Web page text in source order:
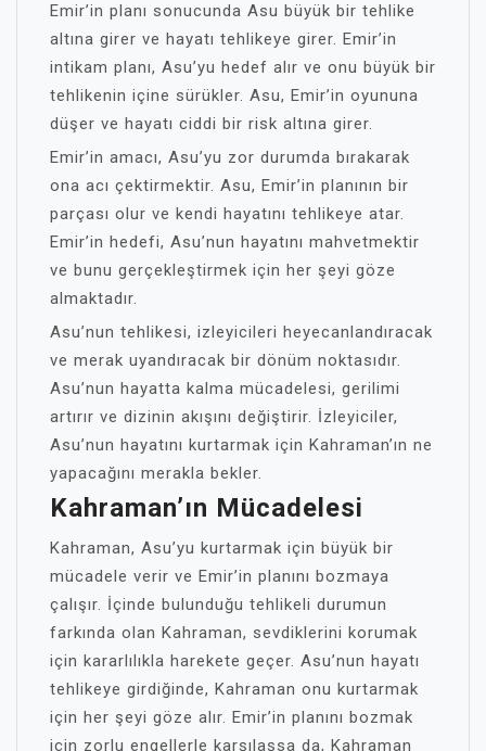
Emir’in planı sonucunda Asu büyük bir tehlike
altına girer ve hayatı tehlikeye girer. Emir’in
intikam planı, Asu’yu hedef alır ve onu büyük bir
tehlikenin içine sürükler. Asu, Emir’in oyununa
düşer ve hayatı ciddi bir risk altına girer.
Emir’in amacı, Asu’yu zor durumda bırakarak
ona acı çektirmektir. Asu, Emir’in planının bir
parçası olur ve kendi hayatını tehlikeye atar.
Emir’in hedefi, Asu’nun hayatını mahvetmektir
ve bunu gerçekleştirmek için her şeyi göze
almaktadır.
Asu’nun tehlikesi, izleyicileri heyecanlandıracak
ve merak uyandıracak bir dönüm noktasıdır.
Asu’nun hayatta kalma mücadelesi, gerilimi
artırır ve dizinin akışını değiştirir. İzleyiciler,
Asu’nun hayatını kurtarmak için Kahraman’ın ne
yapacağını merakla bekler.
Kahraman’ın Mücadelesi
Kahraman, Asu’yu kurtarmak için büyük bir
mücadele verir ve Emir’in planını bozmaya
çalışır. İçinde bulunduğu tehlikeli durumun
farkında olan Kahraman, sevdiklerini korumak
için kararlılıkla harekete geçer. Asu’nun hayatı
tehlikeye girdiğinde, Kahraman onu kurtarmak
için her şeyi göze alır. Emir’in planını bozmak
için zorlu engellerle karşılaşsa da, Kahraman